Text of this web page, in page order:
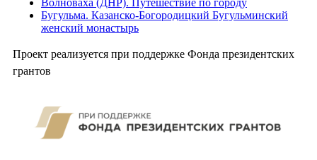
Волноваха (ДНР). Путешествие по городу
Бугульма. Казанско-Богородицкий Бугульминский
женский монастырь
Проект реализуется при поддержке Фонда президентских
грантов